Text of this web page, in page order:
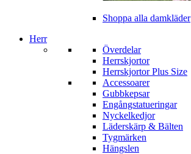
Shoppa alla damkläder
Herr
Överdelar
Herrskjortor
Herrskjortor Plus Size
Accessoarer
Gubbkepsar
Engångstatueringar
Nyckelkedjor
Läderskärp & Bälten
Tygmärken
Hängslen